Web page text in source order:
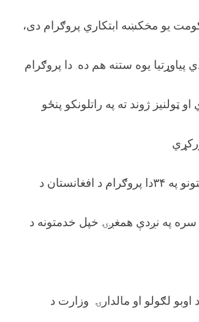
یو مخکښه ابتکاري پروګرام دی،
پیاوړتیا یوه ستنه هم ده. دا پروګرام
ژوند ته په راتلونکو پنځو
دا پروګرام د افغانستان د۳۴ په
سره په نږدې همغږۍ خپل خدمتونه د
لګولو او مالدارۍ وزارت د